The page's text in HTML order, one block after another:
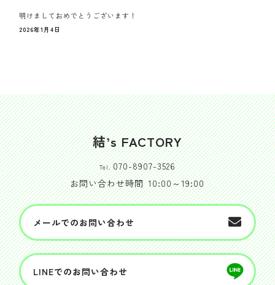
明けましておめでとうございます！
2026年1月4日
結’s FACTORY
Tel. 070-8907-3526
お問い合わせ時間 10:00～19:00
メールでのお問い合わせ
LINEでのお問い合わせ